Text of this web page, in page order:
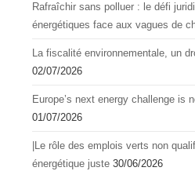
Rafraîchir sans polluer : le défi
énergétiques face aux vagues de
La fiscalité environnementale, un
02/07/2026
Europe’s next energy challenge is
01/07/2026
|Le rôle des emplois verts non
énergétique juste 30/06/2026